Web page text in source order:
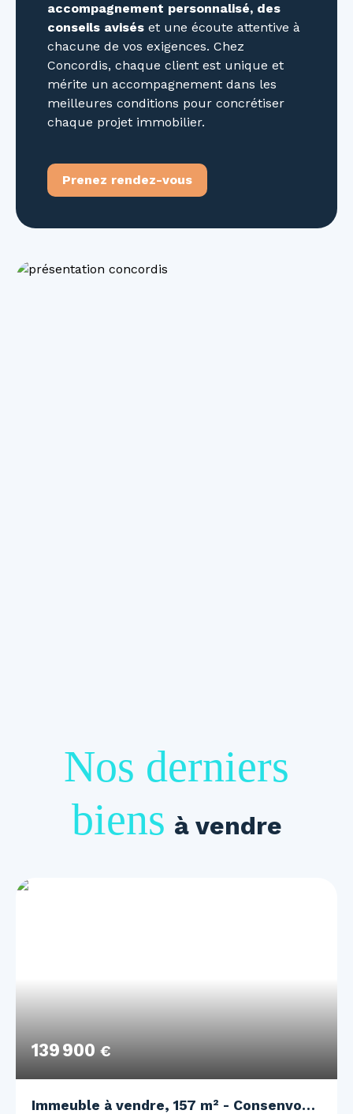
accompagnement personnalisé, des
conseils avisés et une écoute attentive à
chacune de vos exigences. Chez
Concordis, chaque client est unique et
mérite un accompagnement dans les
meilleures conditions pour concrétiser
chaque projet immobilier.
Prenez rendez-vous
Nos derniers
biens à vendre
139 900 €
Immeuble à vendre, 157 m² - Consenvoye